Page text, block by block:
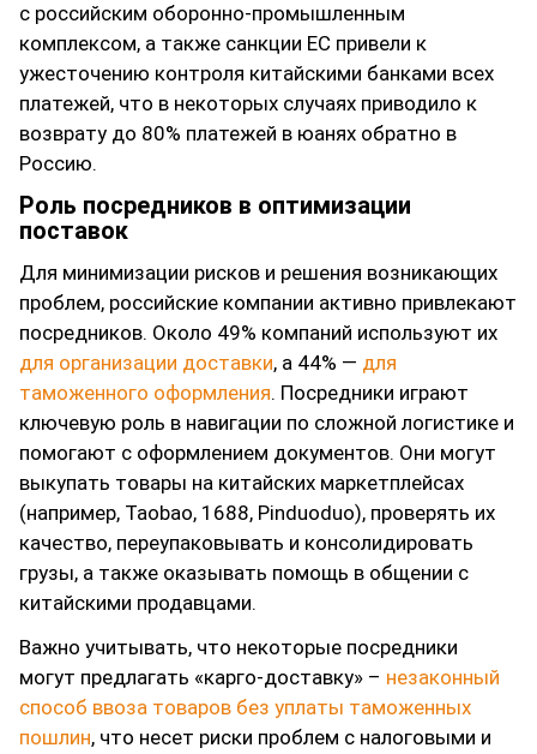
с российским оборонно-промышленным
комплексом, а также санкции ЕС привели к
ужесточению контроля китайскими банками всех
платежей, что в некоторых случаях приводило к
возврату до 80% платежей в юанях обратно в
Россию.
Роль посредников в оптимизации
поставок
Для минимизации рисков и решения возникающих
проблем, российские компании активно привлекают
посредников. Около 49% компаний используют их
для организации доставки, а 44% — для
таможенного оформления. Посредники играют
ключевую роль в навигации по сложной логистике и
помогают с оформлением документов. Они могут
выкупать товары на китайских маркетплейсах
(например, Taobao, 1688, Pinduoduo), проверять их
качество, переупаковывать и консолидировать
грузы, а также оказывать помощь в общении с
китайскими продавцами.
Важно учитывать, что некоторые посредники
могут предлагать «карго-доставку» – незаконный
способ ввоза товаров без уплаты таможенных
пошлин, что несет риски проблем с налоговыми и